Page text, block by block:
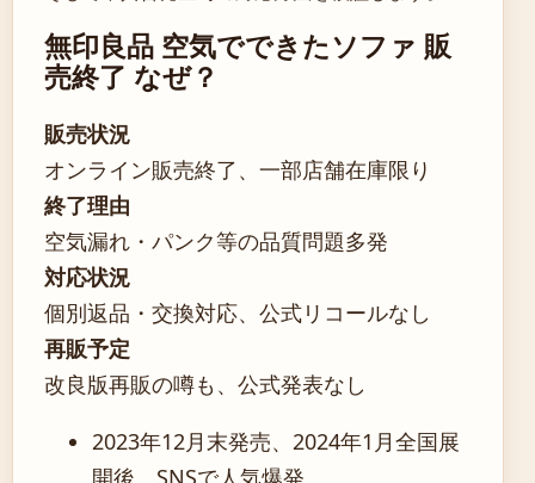
無印良品 空気でできたソファ 販
売終了 なぜ？
販売状況
オンライン販売終了、一部店舗在庫限り
終了理由
空気漏れ・パンク等の品質問題多発
対応状況
個別返品・交換対応、公式リコールなし
再販予定
改良版再販の噂も、公式発表なし
2023年12月末発売、2024年1月全国展